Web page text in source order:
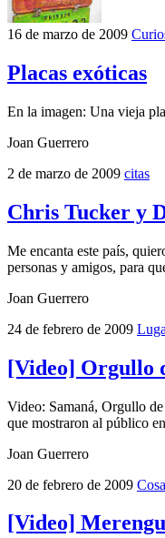
16 de marzo de 2009
Placas exóticas
En la imagen: Una vieja
Joan Guerrero
2 de marzo de 2009 citas
Chris Tucker y
Me encanta este país,
personas y amigos, para
Joan Guerrero
24 de febrero de 2009
[Video] Orgullo
Video: Samaná, Orgullo
que mostraron al público
Joan Guerrero
20 de febrero de 2009
[Video]